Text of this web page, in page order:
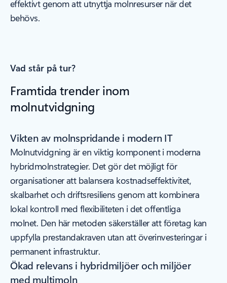
effektivt genom att utnyttja molnresurser när det
behövs.
Vad står på tur?
Framtida trender inom
molnutvidgning
Vikten av molnspridande i modern IT
Molnutvidgning är en viktig komponent i moderna
hybridmolnstrategier. Det gör det möjligt för
organisationer att balansera kostnadseffektivitet,
skalbarhet och driftsresiliens genom att kombinera
lokal kontroll med flexibiliteten i det offentliga
molnet. Den här metoden säkerställer att företag kan
uppfylla prestandakraven utan att överinvesteringar i
permanent infrastruktur.
Ökad relevans i hybridmiljöer och miljöer
med multimoln